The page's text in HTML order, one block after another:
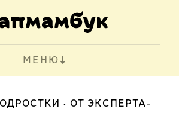
МЕНЮ
ОТ ЭКСПЕРТА-